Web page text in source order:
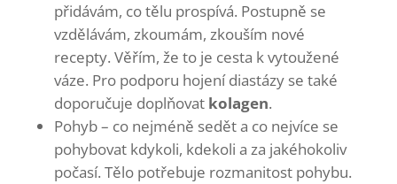
přidávám, co tělu prospívá. Postupně se
vzdělávám, zkoumám, zkouším nové
recepty. Věřím, že to je cesta k vytoužené
váze. Pro podporu hojení diastázy se také
doporučuje doplňovat kolagen.
Pohyb – co nejméně sedět a co nejvíce se
pohybovat kdykoli, kdekoli a za jakéhokoliv
počasí. Tělo potřebuje rozmanitost pohybu.